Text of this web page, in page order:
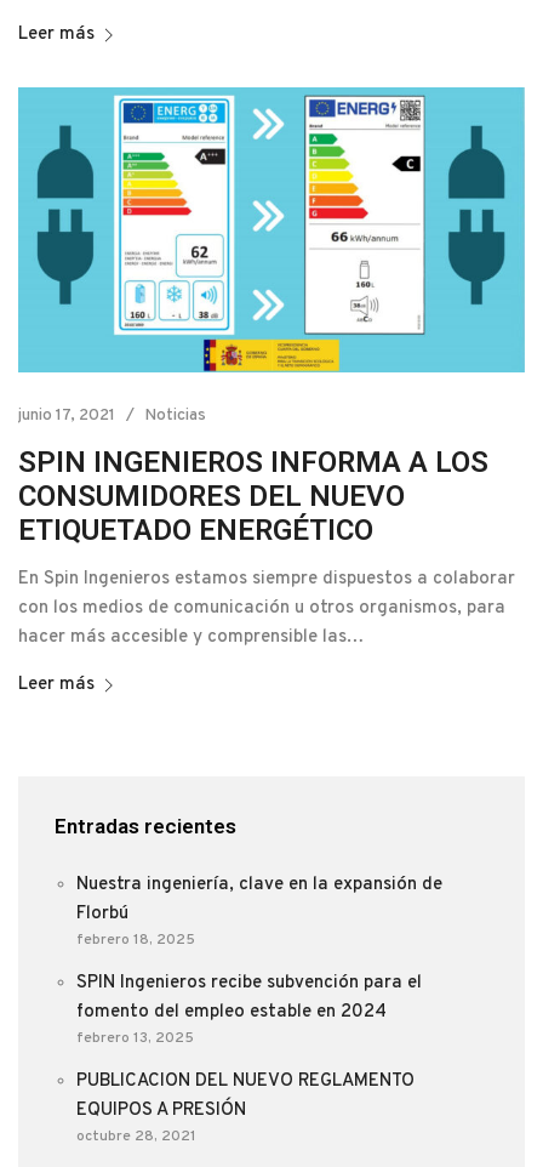
Leer más
junio 17, 2021 Noticias
SPIN INGENIEROS INFORMA A LOS
CONSUMIDORES DEL NUEVO
ETIQUETADO ENERGÉTICO
En Spin Ingenieros estamos siempre dispuestos a colaborar
con los medios de comunicación u otros organismos, para
hacer más accesible y comprensible las…
Leer más
Entradas recientes
Nuestra ingeniería, clave en la expansión de
Florbú
febrero 18, 2025
SPIN Ingenieros recibe subvención para el
fomento del empleo estable en 2024
febrero 13, 2025
PUBLICACION DEL NUEVO REGLAMENTO
EQUIPOS A PRESIÓN
octubre 28, 2021